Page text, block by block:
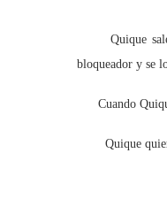
Quique sale a
bloqueador y se
Cuando Quique
Quique quiere